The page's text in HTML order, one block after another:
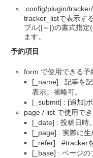
:config/plugin/
tracker_listで表示す
ブル(|～|)の書式指定
ます。
予約項目
form で使用できる予
[_name] : 記事を
表示。省略可。
[_submit] : [追加]ボ
page / list で使用で
[_date] : 投稿日時。
[_page] : 実際に生
[_refer] : #tracker
[_base] : ページ